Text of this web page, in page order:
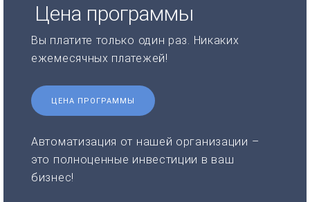
Цена программы
Вы платите только один раз. Никаких
ежемесячных платежей!
ЦЕНА ПРОГРАММЫ
Автоматизация от нашей организации –
это полноценные инвестиции в ваш
бизнес!